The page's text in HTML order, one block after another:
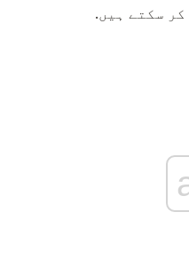
کر سکتے ہیں.